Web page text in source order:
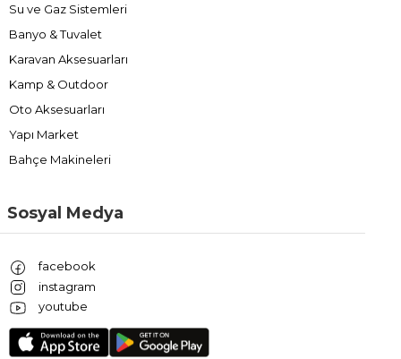
Su ve Gaz Sistemleri
Banyo & Tuvalet
Karavan Aksesuarları
Kamp & Outdoor
Oto Aksesuarları
Yapı Market
Bahçe Makineleri
Sosyal Medya
facebook
instagram
youtube